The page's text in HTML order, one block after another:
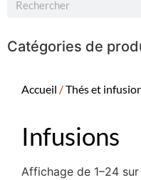
Catégories de
Accueil /Thés et
Infusions
Affichage de 1–24